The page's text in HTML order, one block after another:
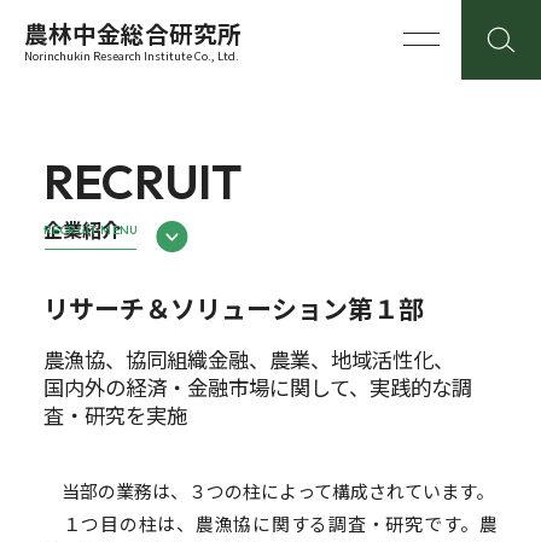
農林中金総合研究所
Norinchukin Research Institute Co., Ltd.
RECRUIT
企業紹介
RECRUIT MENU
リサーチ＆ソリューション第１部
農漁協、協同組織金融、農業、地域活性化、
国内外の経済・金融市場に関して、実践的な調
査・研究を実施
当部の業務は、３つの柱によって構成されています。
１つ目の柱は、農漁協に関する調査・研究です。農